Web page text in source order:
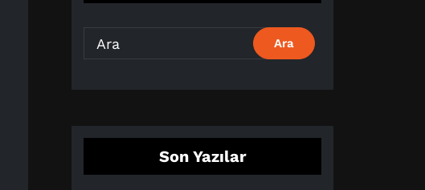
Son Yazılar